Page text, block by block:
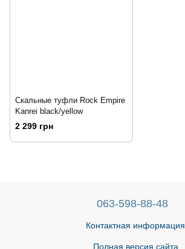
Скальные туфли Rock Empire
Kanrei black/yellow
2 299 грн
063-598-88-48
Контактная информация
Полная версия сайта